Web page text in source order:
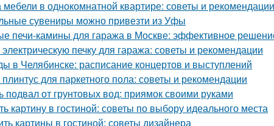
мебели в однокомнатной квартире: советы и рекомендации
сувениры можно привезти из Уфы
печи-камины для гаража в Москве: эффективное
печку для гаража: советы и рекомендации
в Челябинске: расписание концертов и выступлений
для паркетного пола: советы и рекомендации
подвал от грунтовых вод: приямок своими руками
картину в гостиной: советы по выбору идеального места
картины в гостиной: советы дизайнера